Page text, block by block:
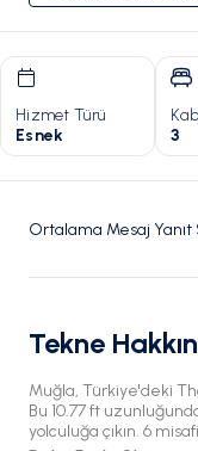
Hizmet Türü
Esnek
3
Ortalama Mesaj Yanıt
Tekne
Muğla, Türkiye'deki
Bu 10.77 ft
yolculuğa çıkın. 6